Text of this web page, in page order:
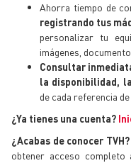
Ahorra tiempo de
registrando tus
personalizar tu
imágenes,
Consultar
la disponibilidad,
de cada referencia de
¿Ya tienes una cuenta?
¿Acabas de conocer TVH?
obtener acceso completo